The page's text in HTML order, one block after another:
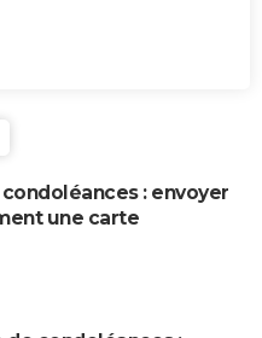
: envoyer
une carte